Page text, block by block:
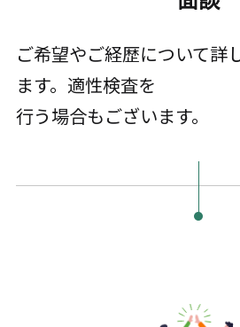
ご希望やご経歴について詳
ます。適性検査を
行う場合もございます。